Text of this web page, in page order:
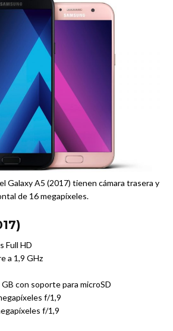
Galaxy A5 (2017) tienen cámara trasera y
de 16 megapíxeles.
Full HD
a 1,9 GHz
GB con soporte para microSD
f/1,9
f/1,9